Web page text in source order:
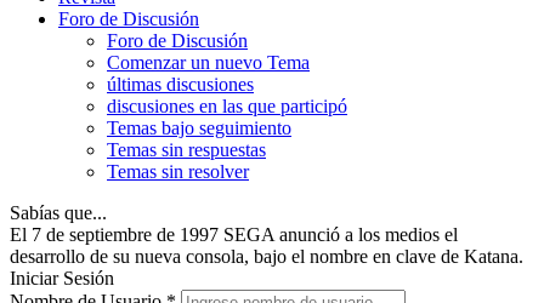
Foro de Discusión
Foro de Discusión
Comenzar un nuevo Tema
últimas discusiones
discusiones en las que participó
Temas bajo seguimiento
Temas sin respuestas
Temas sin resolver
Sabías que...
El 7 de septiembre de 1997 SEGA anunció a los medios el
desarrollo de su nueva consola, bajo el nombre en clave de Katana.
Iniciar Sesión